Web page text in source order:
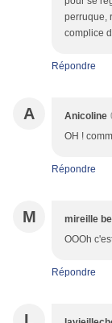
perruque,
complice
Répondre
A Anicoline
OH !
Répondre
M mireille
OOOh
Répondre